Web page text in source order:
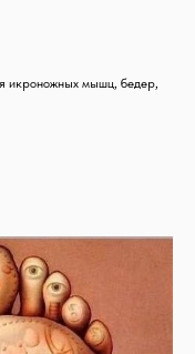
икроножных мышц, бедер,